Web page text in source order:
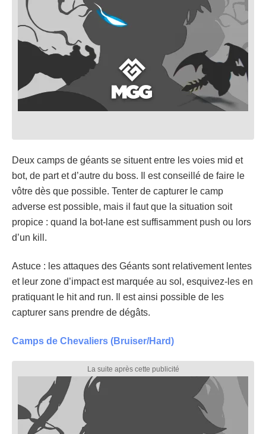
Deux camps de géants se situent entre les voies mid et
bot, de part et d’autre du boss. Il est conseillé de faire le
vôtre dès que possible. Tenter de capturer le camp
adverse est possible, mais il faut que la situation soit
propice : quand la bot-lane est suffisamment push ou lors
d’un kill.
Astuce : les attaques des Géants sont relativement lentes
et leur zone d’impact est marquée au sol, esquivez-les en
pratiquant le hit and run. Il est ainsi possible de les
capturer sans prendre de dégâts.
Camps de Chevaliers (Bruiser/Hard)